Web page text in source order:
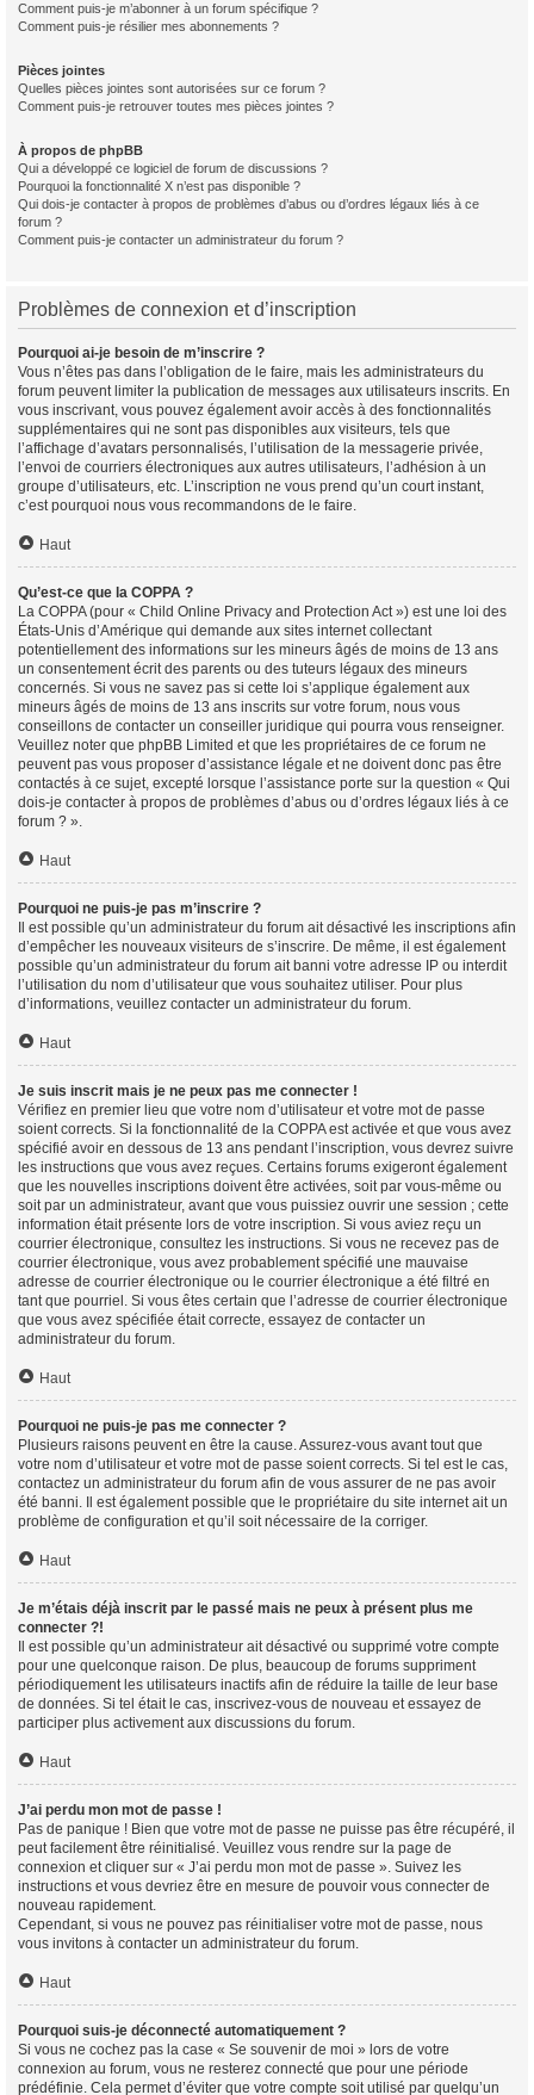
Comment puis-je m’abonner à un forum spécifique ?
Comment puis-je résilier mes abonnements ?
Pièces jointes
Quelles pièces jointes sont autorisées sur ce forum ?
Comment puis-je retrouver toutes mes pièces jointes ?
À propos de phpBB
Qui a développé ce logiciel de forum de discussions ?
Pourquoi la fonctionnalité X n’est pas disponible ?
Qui dois-je contacter à propos de problèmes d’abus ou d’ordres légaux liés à ce
forum ?
Comment puis-je contacter un administrateur du forum ?
Problèmes de connexion et d’inscription
Pourquoi ai-je besoin de m’inscrire ?
Vous n’êtes pas dans l’obligation de le faire, mais les administrateurs du
forum peuvent limiter la publication de messages aux utilisateurs inscrits. En
vous inscrivant, vous pouvez également avoir accès à des fonctionnalités
supplémentaires qui ne sont pas disponibles aux visiteurs, tels que
l’affichage d’avatars personnalisés, l’utilisation de la messagerie privée,
l’envoi de courriers électroniques aux autres utilisateurs, l’adhésion à un
groupe d’utilisateurs, etc. L’inscription ne vous prend qu’un court instant,
c’est pourquoi nous vous recommandons de le faire.
Haut
Qu’est-ce que la COPPA ?
La COPPA (pour « Child Online Privacy and Protection Act ») est une loi des
États-Unis d’Amérique qui demande aux sites internet collectant
potentiellement des informations sur les mineurs âgés de moins de 13 ans
un consentement écrit des parents ou des tuteurs légaux des mineurs
concernés. Si vous ne savez pas si cette loi s’applique également aux
mineurs âgés de moins de 13 ans inscrits sur votre forum, nous vous
conseillons de contacter un conseiller juridique qui pourra vous renseigner.
Veuillez noter que phpBB Limited et que les propriétaires de ce forum ne
peuvent pas vous proposer d’assistance légale et ne doivent donc pas être
contactés à ce sujet, excepté lorsque l’assistance porte sur la question « Qui
dois-je contacter à propos de problèmes d’abus ou d’ordres légaux liés à ce
forum ? ».
Haut
Pourquoi ne puis-je pas m’inscrire ?
Il est possible qu’un administrateur du forum ait désactivé les inscriptions afin
d’empêcher les nouveaux visiteurs de s’inscrire. De même, il est également
possible qu’un administrateur du forum ait banni votre adresse IP ou interdit
l’utilisation du nom d’utilisateur que vous souhaitez utiliser. Pour plus
d’informations, veuillez contacter un administrateur du forum.
Haut
Je suis inscrit mais je ne peux pas me connecter !
Vérifiez en premier lieu que votre nom d’utilisateur et votre mot de passe
soient corrects. Si la fonctionnalité de la COPPA est activée et que vous avez
spécifié avoir en dessous de 13 ans pendant l’inscription, vous devrez suivre
les instructions que vous avez reçues. Certains forums exigeront également
que les nouvelles inscriptions doivent être activées, soit par vous-même ou
soit par un administrateur, avant que vous puissiez ouvrir une session ; cette
information était présente lors de votre inscription. Si vous aviez reçu un
courrier électronique, consultez les instructions. Si vous ne recevez pas de
courrier électronique, vous avez probablement spécifié une mauvaise
adresse de courrier électronique ou le courrier électronique a été filtré en
tant que pourriel. Si vous êtes certain que l’adresse de courrier électronique
que vous avez spécifiée était correcte, essayez de contacter un
administrateur du forum.
Haut
Pourquoi ne puis-je pas me connecter ?
Plusieurs raisons peuvent en être la cause. Assurez-vous avant tout que
votre nom d’utilisateur et votre mot de passe soient corrects. Si tel est le cas,
contactez un administrateur du forum afin de vous assurer de ne pas avoir
été banni. Il est également possible que le propriétaire du site internet ait un
problème de configuration et qu’il soit nécessaire de la corriger.
Haut
Je m’étais déjà inscrit par le passé mais ne peux à présent plus me
connecter ?!
Il est possible qu’un administrateur ait désactivé ou supprimé votre compte
pour une quelconque raison. De plus, beaucoup de forums suppriment
périodiquement les utilisateurs inactifs afin de réduire la taille de leur base
de données. Si tel était le cas, inscrivez-vous de nouveau et essayez de
participer plus activement aux discussions du forum.
Haut
J’ai perdu mon mot de passe !
Pas de panique ! Bien que votre mot de passe ne puisse pas être récupéré, il
peut facilement être réinitialisé. Veuillez vous rendre sur la page de
connexion et cliquer sur « J’ai perdu mon mot de passe ». Suivez les
instructions et vous devriez être en mesure de pouvoir vous connecter de
nouveau rapidement.
Cependant, si vous ne pouvez pas réinitialiser votre mot de passe, nous
vous invitons à contacter un administrateur du forum.
Haut
Pourquoi suis-je déconnecté automatiquement ?
Si vous ne cochez pas la case « Se souvenir de moi » lors de votre
connexion au forum, vous ne resterez connecté que pour une période
prédéfinie. Cela permet d’éviter que votre compte soit utilisé par quelqu’un